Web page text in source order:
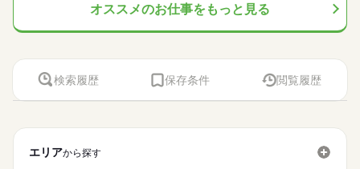
オススメのお仕事をもっと見る
検索履歴 保存条件 閲覧履歴
エリアから探す